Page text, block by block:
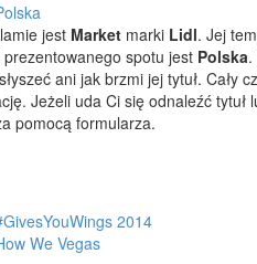
jest Market marki Lidl. Jej
spotu jest Polska.
ani jak brzmi jej tytuł. Cały
Jeżeli uda Ci się odnaleźć tytuł
pomocą formularza.
2014
We Vegas